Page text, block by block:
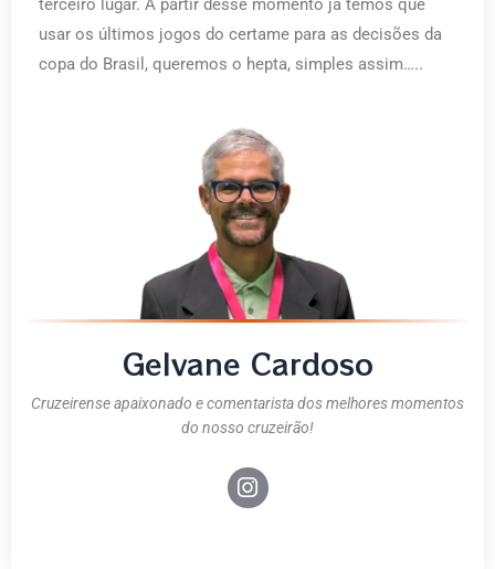
terceiro lugar. A partir desse momento já temos que
usar os últimos jogos do certame para as decisões da
copa do Brasil, queremos o hepta, simples assim…..
Gelvane Cardoso
Cruzeirense apaixonado e comentarista dos melhores momentos
do nosso cruzeirão!